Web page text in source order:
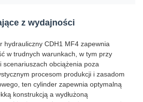
z wydajności
hydrauliczny CDH1 MF4 zapewnia
w trudnych warunkach, w tym przy
scenariuszach obciążenia poza
procesom produkcji i zasadom
ten cylinder zapewnia optymalną
konstrukcją a wydłużoną